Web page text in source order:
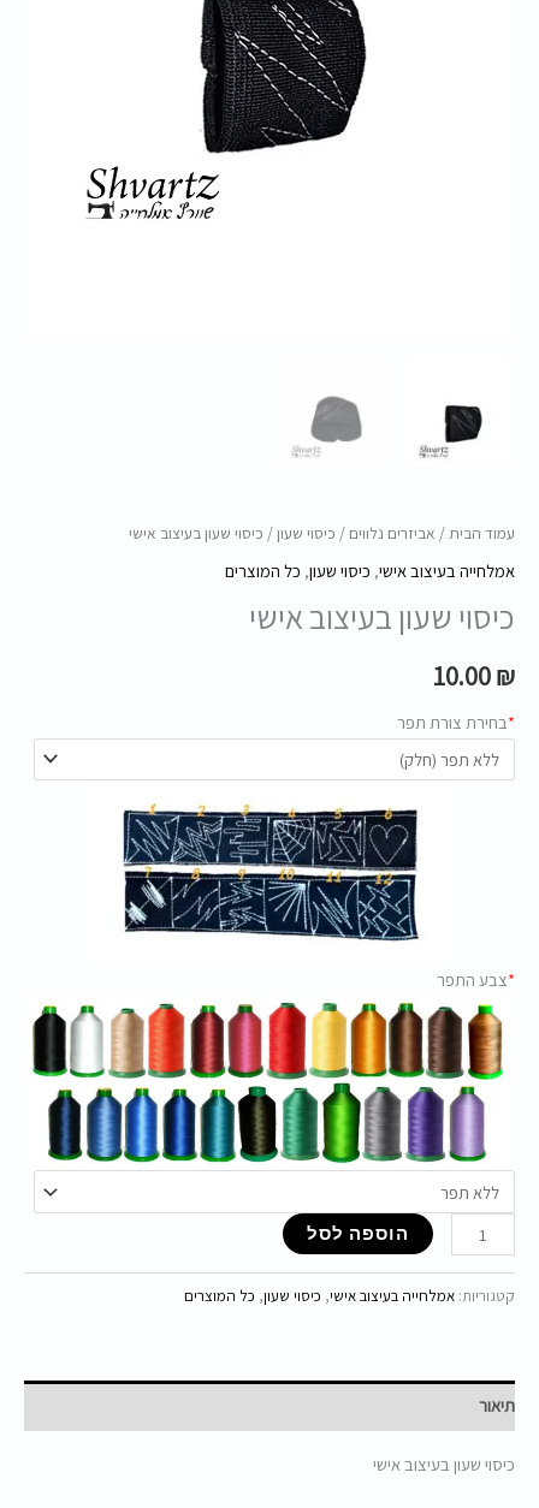
עמוד הבית/ אביזרים נלווים / כיסוי שעון/ כיסוי שעון בעיצוב אישי
אמלחייה בעיצוב אישי, כיסוי שעון, כל המוצרים
כיסוי שעון בעיצוב אישי
10.00₪
*בחירת צורת תפר
*צבע התפר
הוספה לסל
קטגוריות: אמלחייה בעיצוב אישי, כיסוי שעון, כל המוצרים
תיאור
כיסוי שעון בעיצוב אישי